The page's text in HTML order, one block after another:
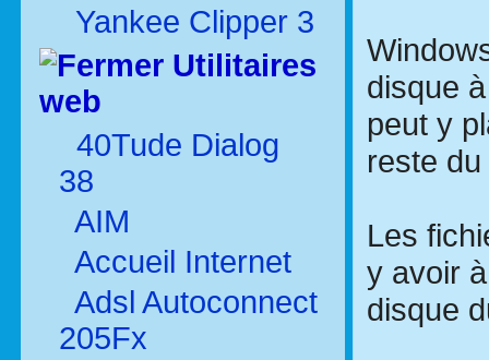
Yankee Clipper 3
Utilitaires
web
40Tude Dialog
38
AIM
Accueil Internet
Adsl Autoconnect
205Fx
disque
peut y
reste
Les
y avoir
disque